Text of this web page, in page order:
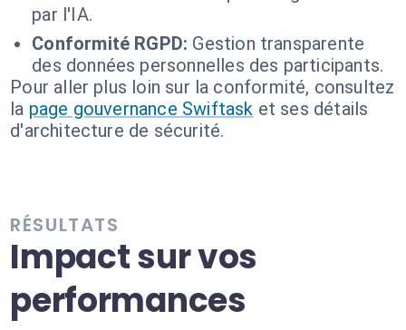
par l'IA.
Conformité RGPD: Gestion transparente
des données personnelles des participants.
Pour aller plus loin sur la conformité, consultez
la page gouvernance Swiftask et ses détails
d'architecture de sécurité.
RÉSULTATS
Impact sur vos
performances